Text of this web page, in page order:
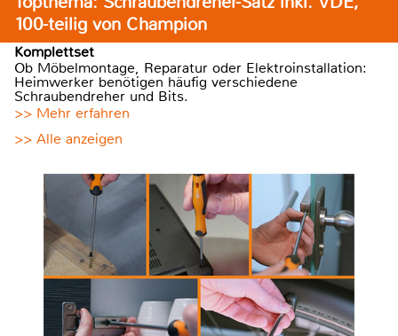
100-teilig von Champion
Komplettset
Ob Möbelmontage, Reparatur oder Elektroinstallation:
Heimwerker benötigen häufig verschiedene
Schraubendreher und Bits.
>> Mehr erfahren
>> Alle anzeigen